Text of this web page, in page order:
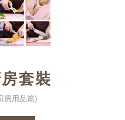
套裝
房用品篇)